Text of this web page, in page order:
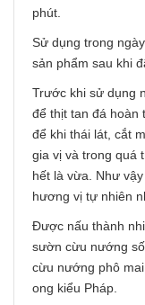
phút.
Sử dụng trong
sản phẩm sau khi
Trước khi sử dụng
để thịt tan đá hoàn
để khi thái lát, cắt
gia vị và trong quá
hết là vừa. Như
hương vị tự nhiên
Được nấu thành
sườn cừu nướng
cừu nướng phô
ong kiểu Pháp.